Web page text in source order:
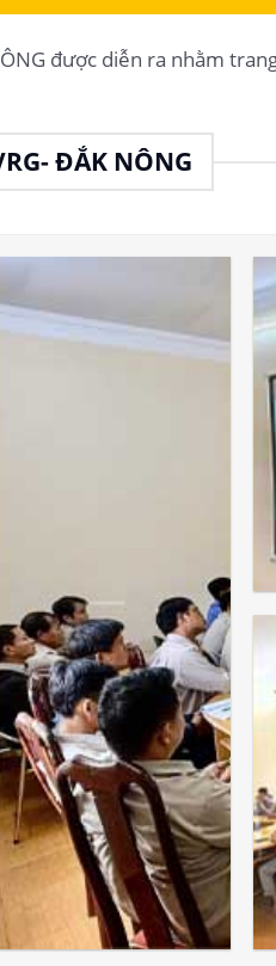
được diễn ra nhằm
ĐẮK NÔNG